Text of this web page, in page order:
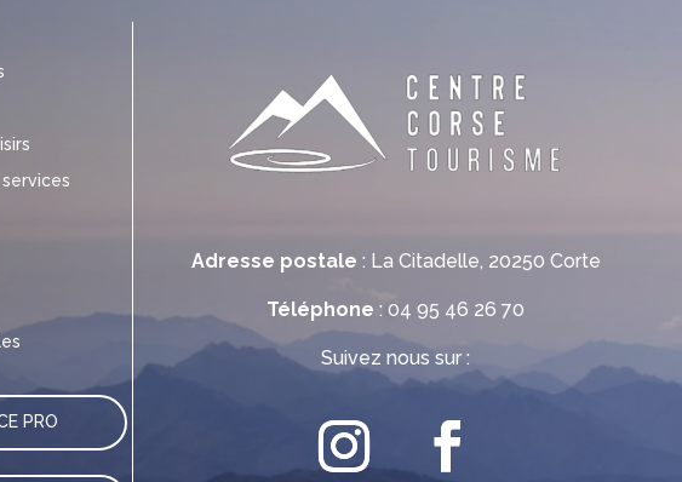
Adresse postale : La Citadelle, 20250 Corte
Téléphone : 04 95 46 26 70
Suivez nous sur :
PRO